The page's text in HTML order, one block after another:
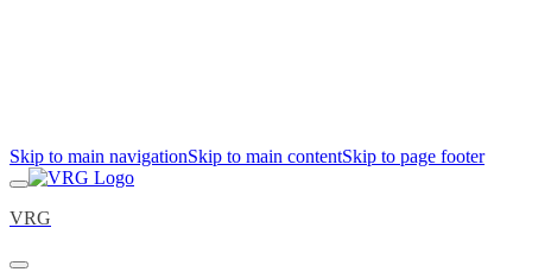
Skip to main navigationSkip to main contentSkip to page footer
VRG